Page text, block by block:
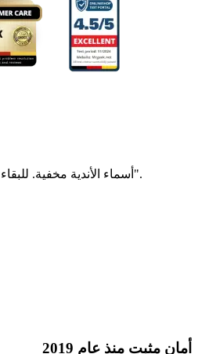
* أسماء الأندية مخفية. للبقاء مخفياً، اختر "إخفاء التحويل".
أمان مثبت منذ عام 2019